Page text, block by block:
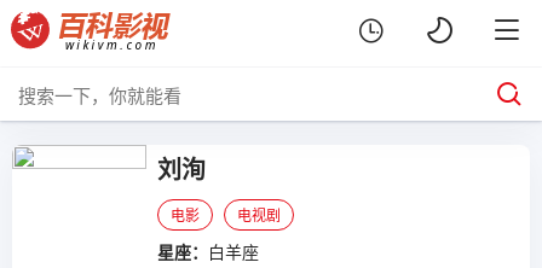
刘洵
电影 电视剧
星座： 白羊座